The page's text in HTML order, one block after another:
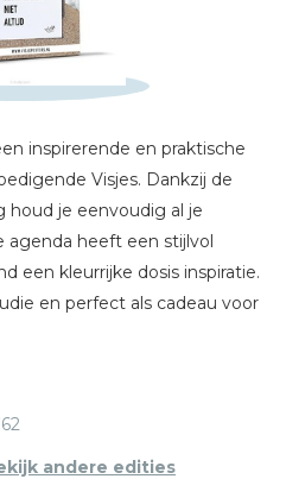
inspirerende en praktische
Visjes. Dankzij de
houd je eenvoudig al je
agenda heeft een stijlvol
een kleurrijke dosis inspiratie.
en perfect als cadeau voor
staat de zondag t/m de
andere edities